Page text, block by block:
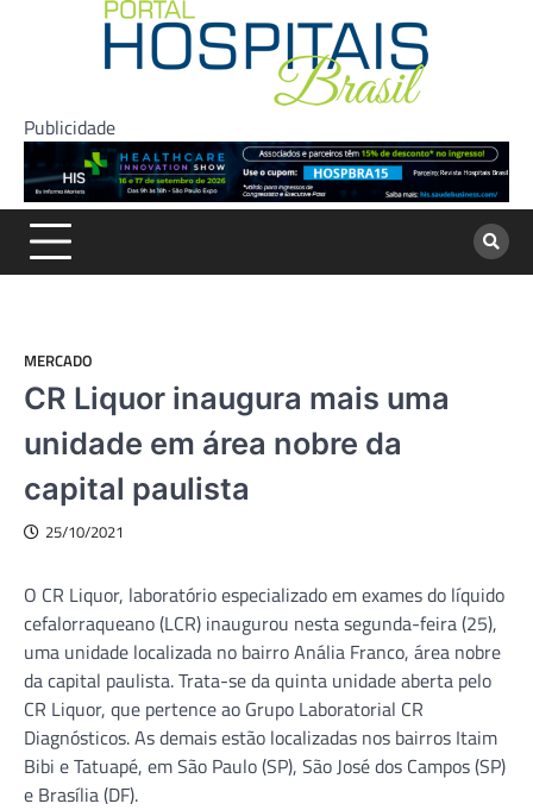
Publicidade
MERCADO
CR Liquor inaugura mais uma
unidade em área nobre da
capital paulista
25/10/2021
O CR Liquor, laboratório especializado em exames do líquido
cefalorraqueano (LCR) inaugurou nesta segunda-feira (25),
uma unidade localizada no bairro Anália Franco, área nobre
da capital paulista. Trata-se da quinta unidade aberta pelo
CR Liquor, que pertence ao Grupo Laboratorial CR
Diagnósticos. As demais estão localizadas nos bairros Itaim
Bibi e Tatuapé, em São Paulo (SP), São José dos Campos (SP)
e Brasília (DF).